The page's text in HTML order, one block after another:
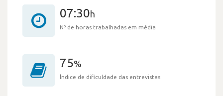
07:30h
Nº de horas trabalhadas em média
75%
Índice de dificuldade das entrevistas